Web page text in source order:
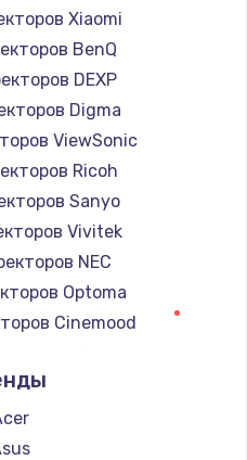
Xiaomi
BenQ
DEXP
Digma
ViewSonic
Ricoh
Sanyo
Vivitek
NEC
Optoma
Cinemood
Barco
Xgimi
Canon